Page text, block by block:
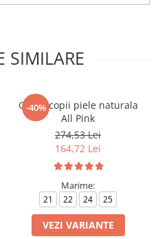
SIMILARE
-40%
Ghete copii piele naturala
All Pink
274,53 Lei
164,72 Lei
Marime:
21 22 24 25
VEZI VARIANTE